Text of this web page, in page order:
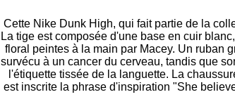
Cette Nike Dunk High, qui fait partie de la
La tige est composée d'une base en cuir
floral peintes à la main par Macey. Un ruban
survécu à un cancer du cerveau, tandis que
l'étiquette tissée de la languette. La
est inscrite la phrase d'inspiration "She